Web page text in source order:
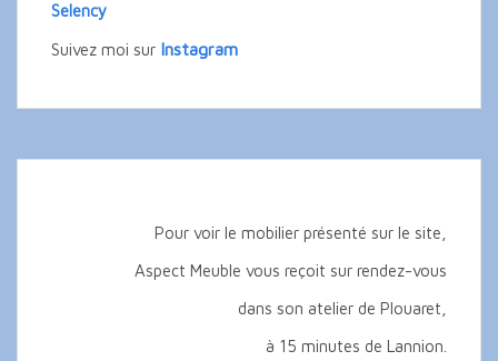
Selency
Suivez moi sur Instagram
Pour voir le mobilier présenté sur le site,
Aspect Meuble vous reçoit sur rendez-vous
dans son atelier de Plouaret,
à 15 minutes de Lannion.